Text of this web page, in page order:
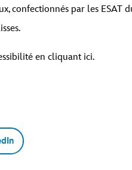
confectionnés par les ESAT
en cliquant ici.